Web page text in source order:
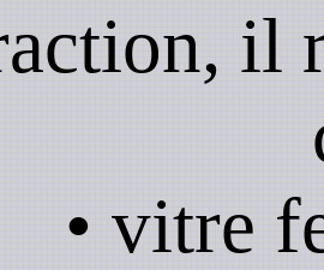
il
• vitre